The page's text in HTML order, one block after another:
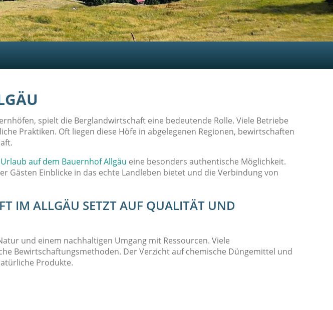
spielt die Berglandwirtschaft eine bedeutende Rolle. Viele Betriebe
Praktiken. Oft liegen diese Höfe in abgelegenen Regionen, bewirtschaften
Urlaub auf dem Bauernhof Allgäu eine besonders authentische Möglichkeit.
Gästen Einblicke in das echte Landleben bietet und die Verbindung von
IM ALLGÄU SETZT AUF QUALITÄT UND
und einem nachhaltigen Umgang mit Ressourcen. Viele
Bewirtschaftungsmethoden. Der Verzicht auf chemische Düngemittel und
Produkte.